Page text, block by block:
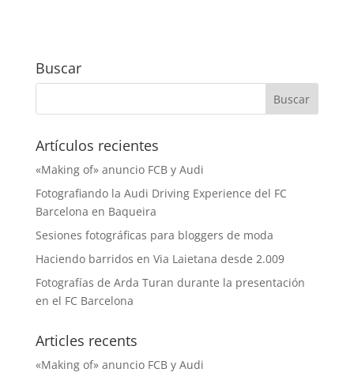
Buscar
Artículos recientes
«Making of» anuncio FCB y Audi
Fotografiando la Audi Driving Experience del FC
Barcelona en Baqueira
Sesiones fotográficas para bloggers de moda
Haciendo barridos en Via Laietana desde 2.009
Fotografías de Arda Turan durante la presentación
en el FC Barcelona
Articles recents
«Making of» anuncio FCB y Audi